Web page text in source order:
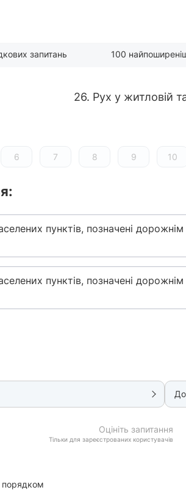
запитань 100
26. Рух у житловій
6 7 8 9 10
пунктів, позначені дорожнім
пунктів, позначені дорожнім
Оцініть запитання
Тільки для зареєстрованих користувачів
порядком